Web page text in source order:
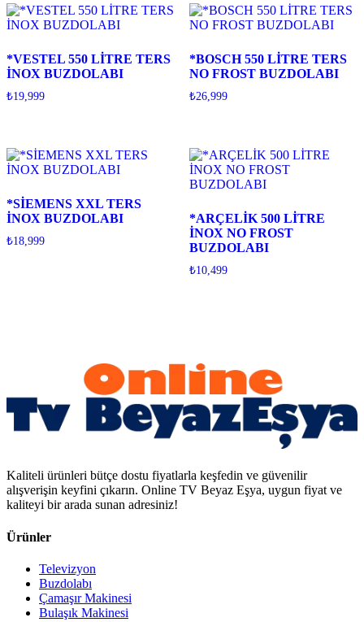
*VESTEL 550 LİTRE TERS
İNOX BUZDOLABI
₺19,999
*BOSCH 550 LİTRE TERS
NO FROST BUZDOLABI
₺26,999
*SİEMENS XXL TERS
İNOX BUZDOLABI
₺18,999
*ARÇELİK 500 LİTRE
İNOX NO FROST
BUZDOLABI
₺10,499
Kaliteli ürünleri bütçe dostu fiyatlarla keşfedin ve güvenilir
alışverişin keyfini çıkarın. Online TV Beyaz Eşya, uygun fiyat ve
kaliteyi bir arada sunan adresiniz!
Ürünler
Televizyon
Buzdolabı
Çamaşır Makinesi
Bulaşık Makinesi